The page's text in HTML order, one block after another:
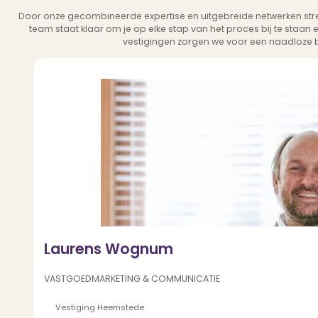
Door onze gecombineerde expertise en uitgebreide netwerken
team staat klaar om je op elke stap van het proces bij te staan
vestigingen zorgen we voor een naadloze
Laurens Wognum
VASTGOEDMARKETING & COMMUNICATIE
Heemstede